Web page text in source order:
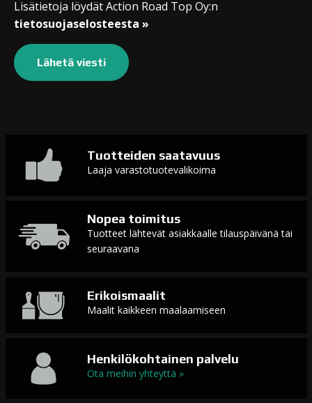
Lisätietoja löydät Action Road Top Oy:n
tietosuojaselosteesta »
Tuotteiden saatavuus
Laaja varastotuotevalikoima
Nopea toimitus
Tuotteet lähtevät asiakkaalle tilauspäivänä tai
seuraavana
Erikoismaalit
Maalit kaikkeen maalaamiseen
Henkilökohtainen palvelu
Ota meihin yhteyttä »